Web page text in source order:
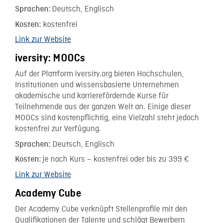
Sprachen: Deutsch, Englisch
Kosten: kostenfrei
Link zur Website
iversity: MOOCs
Auf der Plattform iversity.org bieten Hochschulen,
Institutionen und wissensbasierte Unternehmen
akademische und karrierefördernde Kurse für
Teilnehmende aus der ganzen Welt an. Einige dieser
MOOCs sind kostenpflichtig, eine Vielzahl steht jedoch
kostenfrei zur Verfügung.
Sprachen: Deutsch, Englisch
Kosten: je nach Kurs – kostenfrei oder bis zu 399 €
Link zur Website
Academy Cube
Der Academy Cube verknüpft Stellenprofile mit den
Qualifikationen der Talente und schlägt Bewerbern